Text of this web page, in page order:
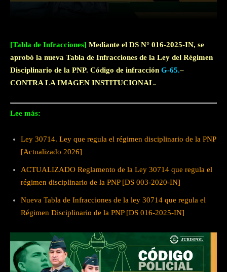
Twitter
[Tabla de Infracciones] Mediante el DS N° 016-2025-IN, se
aprobó la nueva Tabla de Infracciones de la Ley del Régimen
Disciplinario de la PNP. Código de infracción G-65.–
CONTRA LA IMAGEN INSTITUCIONAL.
Lee más:
Ley 30714. Ley que regula el régimen disciplinario de la PNP
[Actualizado 2026]
ACTUALIZADO Reglamento de la Ley 30714 que regula el
régimen disciplinario de la PNP [DS 003-2020-IN]
Nueva Tabla de Infracciones de la ley 30714 que regula el
Régimen Disciplinario de la PNP [DS 016-2025-IN]